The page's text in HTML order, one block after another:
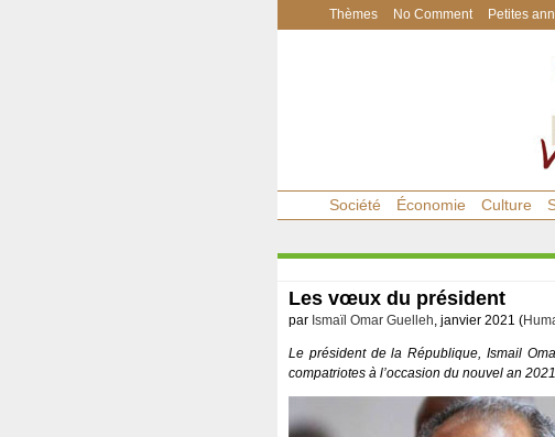
Thèmes No Comment Petites
Société Économie Culture
Les vœux du président
par Ismaïl Omar Guelleh, janvier 2021 (
Le président de la République, Ismail
compatriotes à l’occasion du nouvel an